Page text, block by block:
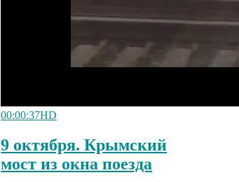
00:00:37HD
9 октября. Крымский
мост из окна поезда